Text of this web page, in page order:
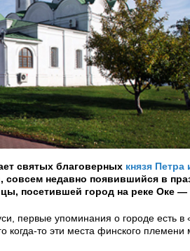
святых благоверных князя
недавно появившийся в
посетившей город на реке Оке
первые упоминания о городе есть в
когда-то эти места финского племени